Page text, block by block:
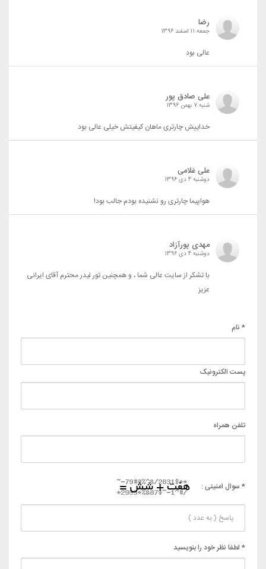
رضا
جمعه 11 اسفند 1396
عالی بود
علی صادق پور
شنبه 7 بهمن 1396
خداییش چارتری ماهان کیفیتش خیلی عالی بود
علی غلامی
دوشنبه 4 دی 1396
هواپیما چارتری رو نشنیده بودم جالب بود!
مهدی پورآزاد
دوشنبه 4 دی 1396
با تشکر از سایت عالی شما ، و همچنین تور لیدر محترم آقای ایرانی
عزیز
* نام
پست الکترونیک
تلفن همراه
* سوال امنیتی :
* لطفا نظر خود را بنویسید